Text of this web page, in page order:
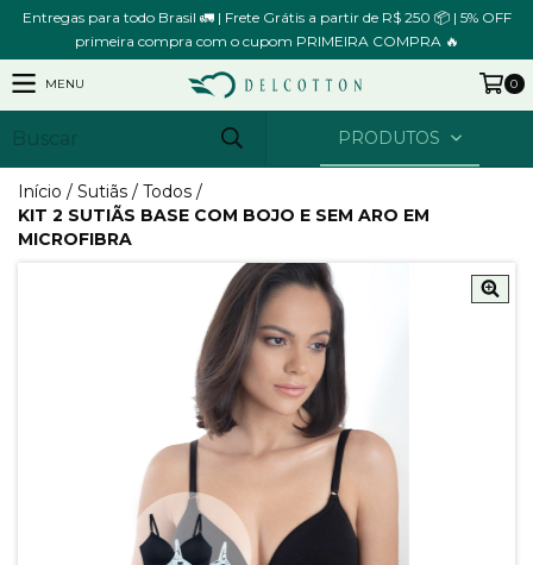
Entregas para todo Brasil 🚛 | Frete Grátis a partir de R$ 250 📦 | 5% OFF
primeira compra com o cupom PRIMEIRA COMPRA 🔥
MENU 0
PRODUTOS
Início / Sutiãs / Todos /
KIT 2 SUTIÃS BASE COM BOJO E SEM ARO EM
MICROFIBRA